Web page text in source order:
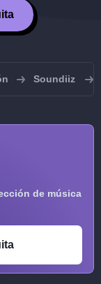
Soundiiz
de música